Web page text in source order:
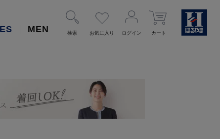
MEN 検索 お気に入り ログイン カート